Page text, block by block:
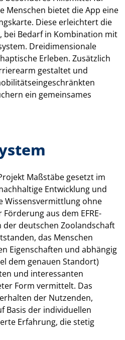
Menschen bietet die App eine
Diese erleichtert die
bei Bedarf in Kombination mit
Dreidimensionale
Erleben. Zusätzlich
gestaltet und
ein gemeinsames
Maßstäbe gesetzt im
Entwicklung und
Wissensvermittlung ohne
aus dem EFRE-
der deutschen Zoolandschaft
das Menschen
Eigenschaften und abhängig
dem genauen Standort)
und interessanten
Form vermittelt. Das
der Nutzenden,
Basis der individuellen
Erfahrung, die stetig